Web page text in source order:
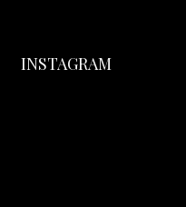
INSTAGRAM